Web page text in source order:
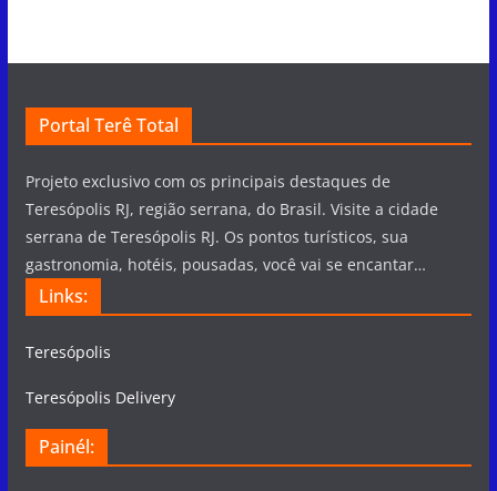
Portal Terê Total
Projeto exclusivo com os principais destaques de
Teresópolis RJ, região serrana, do Brasil. Visite a cidade
serrana de Teresópolis RJ. Os pontos turísticos, sua
gastronomia, hotéis, pousadas, você vai se encantar…
Links:
Teresópolis
Teresópolis Delivery
Painél: